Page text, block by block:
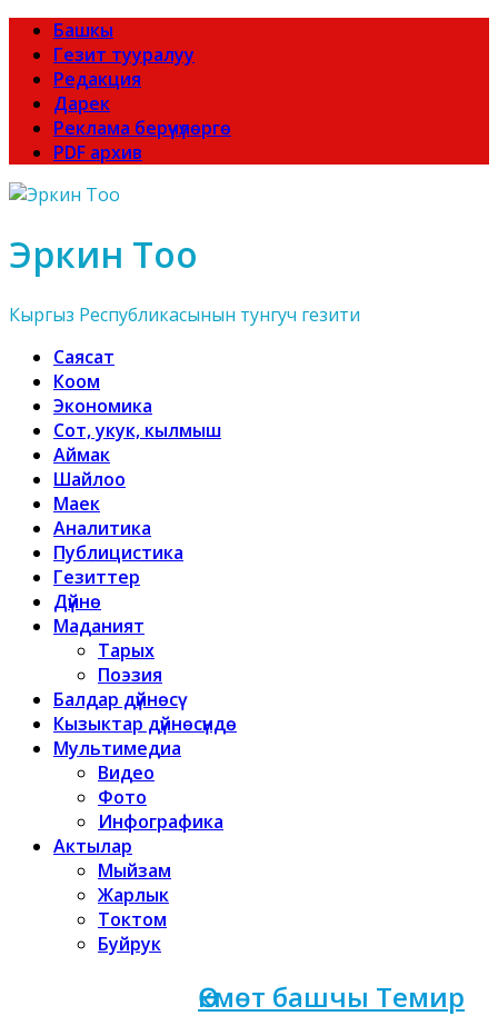
Башкы
Гезит тууралуу
Редакция
Дарек
Реклама берүүчүлөргө
PDF архив
Эркин Тоо
Кыргыз Республикасынын тунгуч гезити
Саясат
Коом
Экономика
Сот, укук, кылмыш
Аймак
Шайлоо
Маек
Аналитика
Публицистика
Гезиттер
Дүйнө
Маданият
Тарых
Поэзия
Балдар дүйнөсү
Кызыктар дүйнөсүндө
Мультимедиа
Видео
Фото
Инфографика
Актылар
Мыйзам
Жарлык
Токтом
Буйрук
Өкмөт башчы Темир